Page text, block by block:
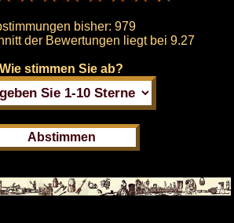
bisher: 979
der Bewertungen liegt bei 9.27
Wie stimmen Sie ab?